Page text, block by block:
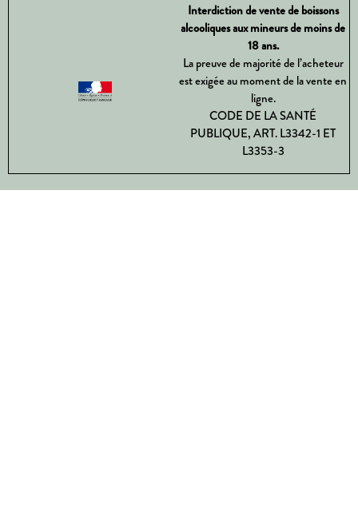
Interdiction de vente de boissons
alcooliques aux mineurs de moins de
18 ans.
La preuve de majorité de l’acheteur
est exigée au moment de la vente en
ligne.
CODE DE LA SANTÉ
PUBLIQUE, ART. L3342-1 ET
L3353-3